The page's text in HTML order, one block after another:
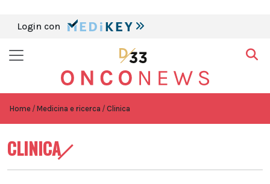
Login con
Home Medicina e ricerca Clinica
CLINICA